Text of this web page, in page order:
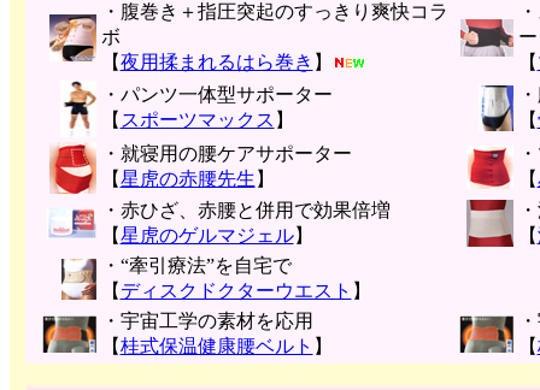
・腹巻き＋指圧突起のすっきり爽快コラ
ボ
【夜用揉まれるはら巻き 】
ー
【
・パンツ一体型サポーター
【 スポーツマックス 】
【
・就寝用の腰ケアサポーター
【星虎の赤腰先生 】
【
・赤ひざ、赤腰と併用で効果倍増
【星虎のゲルマジェル】
【
・“牽引療法”を自宅で
【 ディスクドクターウエスト 】
・宇宙工学の素材を応用
【桂式保温健康腰ベルト 】
【